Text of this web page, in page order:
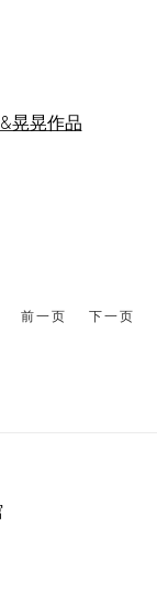
in a popup:
前一页 下一页